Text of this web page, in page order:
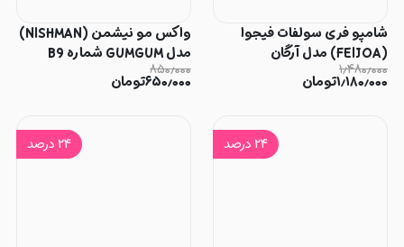
شامپو فری سولفات فیجوا
(FEIJOA) مدل آرگان
۱٫۴۸۰٫۰۰۰
۱٫۱۸۰٫۰۰۰تومان
واکس مو نیشمن (NISHMAN)
مدل GUMGUM شماره B9
۸۵۰٫۰۰۰
۶۵۰٫۰۰۰تومان
۲۴ درصد ۲۴ درصد